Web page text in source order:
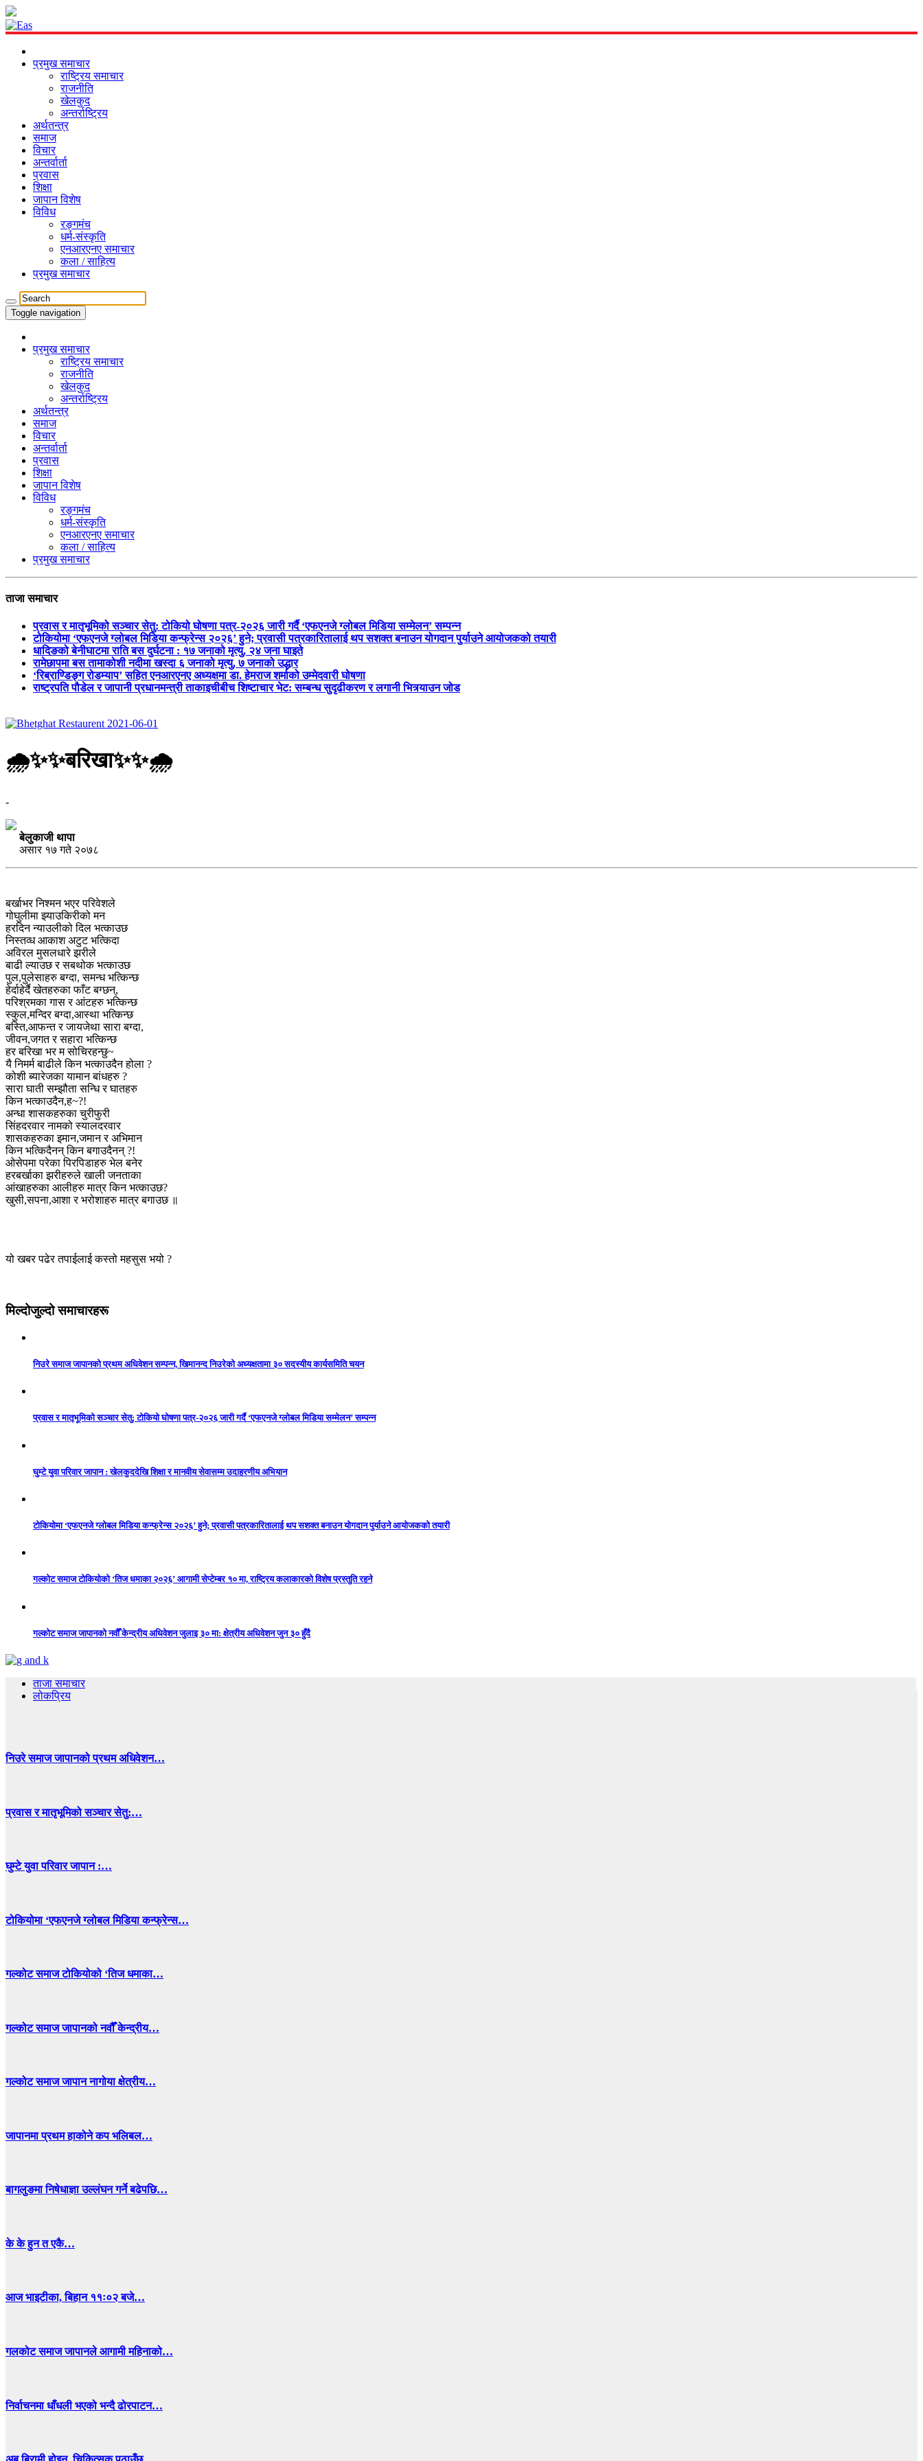
प्रमुख समाचार
राष्ट्रिय समाचार
राजनीति
खेलकुद
अन्तर्राष्ट्रिय
अर्थतन्त्र
समाज
विचार
अन्तर्वार्ता
प्रवास
शिक्षा
जापान विशेष
विविध
रङ्गमंच
धर्म-संस्कृति
एनआरएनए समाचार
कला / साहित्य
प्रमुख समाचार
Toggle navigation
प्रमुख समाचार
राष्ट्रिय समाचार
राजनीति
खेलकुद
अन्तर्राष्ट्रिय
अर्थतन्त्र
समाज
विचार
अन्तर्वार्ता
प्रवास
शिक्षा
जापान विशेष
विविध
रङ्गमंच
धर्म-संस्कृति
एनआरएनए समाचार
कला / साहित्य
प्रमुख समाचार
ताजा समाचार
प्रवास र मातृभूमिको सञ्चार सेतु: टोकियो घोषणा पत्र-२०२६ जारी गर्दै ‘एफएनजे ग्लोबल मिडिया सम्मेलन’ सम्पन्न
टोकियोमा ‘एफएनजे ग्लोबल मिडिया कन्फ्रेन्स २०२६’ हुने; प्रवासी पत्रकारितालाई थप सशक्त बनाउन योगदान पुर्याउने आयोजकको तयारी
धादिङको बेनीघाटमा राति बस दुर्घटना : १७ जनाको मृत्यु, २४ जना घाइते
रामेछापमा बस तामाकोशी नदीमा खस्दा ६ जनाको मृत्यु, ७ जनाको उद्धार
‘रिब्राण्डिङ्ग रोडम्याप’ सहित एनआरएनए अध्यक्षमा डा. हेमराज शर्माको उम्मेदवारी घोषणा
राष्ट्रपति पौडेल र जापानी प्रधानमन्त्री ताकाइचीबीच शिष्टाचार भेट: सम्बन्ध सुदृढीकरण र लगानी भित्र्याउन जोड
🌧✨✨बरिखा✨✨🌧
-
बेलुकाजी थापा
असार १७ गते २०७८
बर्खाभर निश्मन भएर परिवेशले
गोघुलीमा झ्याउकिरीको मन
हरदिन न्याउलीको दिल भत्काउछ
निस्तव्ध आकाश अटुट भत्किदा
अविरल मुसलधारे झरीले
बाढी ल्याउछ र सबथोक भत्काउछ
पुल,पुलेसाहरु बग्दा, समन्ध भत्किन्छ
हेर्दाहेर्दै खेतहरुका फाँट बग्छन्,
परिश्रमका गास र आंटहरु भत्किन्छ
स्कुल,मन्दिर बग्दा,आस्था भत्किन्छ
बस्ति,आफन्त र जायजेथा सारा बग्दा,
जीवन,जगत र सहारा भत्किन्छ
हर बरिखा भर म सोचिरहन्छु~
यै निमर्म बाढीले किन भत्काउदैन होला ?
कोशी ब्यारेजका यामान बांधहरु ?
सारा घाती सम्झौता सन्धि र घातहरु
किन भत्काउदैन,ह~?!
अन्धा शासकहरुका चुरीफुरी
सिंहदरवार नामको स्यालदरवार
शासकहरुका इमान,जमान र अभिमान
किन भत्किदैनन् किन बगाउदैनन् ?!
ओसेपमा परेका पिरपिडाहरु भेल बनेर
हरबर्खाका झरीहरुले खाली जनताका
आंखाहरुका आलीहरु मात्र किन भत्काउछ?
खुसी,सपना,आशा र भरोशाहरु मात्र बगाउछ ॥
यो खबर पढेर तपाईलाई कस्तो महसुस भयो ?
मिल्दोजुल्दो समाचारहरू
निउरे समाज जापानको प्रथम अधिवेशन सम्पन्न, खिमानन्द निउरेको अध्यक्षतामा ३० सदस्यीय कार्यसमिति चयन
प्रवास र मातृभूमिको सञ्चार सेतु: टोकियो घोषणा पत्र-२०२६ जारी गर्दै ‘एफएनजे ग्लोबल मिडिया सम्मेलन’ सम्पन्न
घुम्टे युवा परिवार जापान : खेलकुददेखि शिक्षा र मानवीय सेवासम्म उदाहरणीय अभियान
टोकियोमा ‘एफएनजे ग्लोबल मिडिया कन्फ्रेन्स २०२६’ हुने; प्रवासी पत्रकारितालाई थप सशक्त बनाउन योगदान पुर्याउने आयोजकको तयारी
गल्कोट समाज टोकियोको ‘तिज धमाका २०२६’ आगामी सेप्टेम्बर १० मा, राष्ट्रिय कलाकारको विशेष प्रस्तुति रहने
गल्कोट समाज जापानको नवौँ केन्द्रीय अधिवेशन जुलाइ ३० मा: क्षेत्रीय अधिवेशन जुन ३० हुँदै
ताजा समाचार
लोकप्रिय
निउरे समाज जापानको प्रथम अधिवेशन…
प्रवास र मातृभूमिको सञ्चार सेतु:…
घुम्टे युवा परिवार जापान :…
टोकियोमा ‘एफएनजे ग्लोबल मिडिया कन्फ्रेन्स…
गल्कोट समाज टोकियोको ‘तिज धमाका…
गल्कोट समाज जापानको नवौँ केन्द्रीय…
गल्कोट समाज जापान नागोया क्षेत्रीय…
जापानमा प्रथम हाकोने कप भलिबल…
बागलुङमा निषेधाज्ञा उल्लंघन गर्ने बढेपछि…
के के हुन त एकै…
आज भाइटीका, बिहान ११ः०२ बजे…
गलकोट समाज जापानले आगामी महिनाको…
निर्वाचनमा धाँधली भएको भन्दै ढोरपाटन…